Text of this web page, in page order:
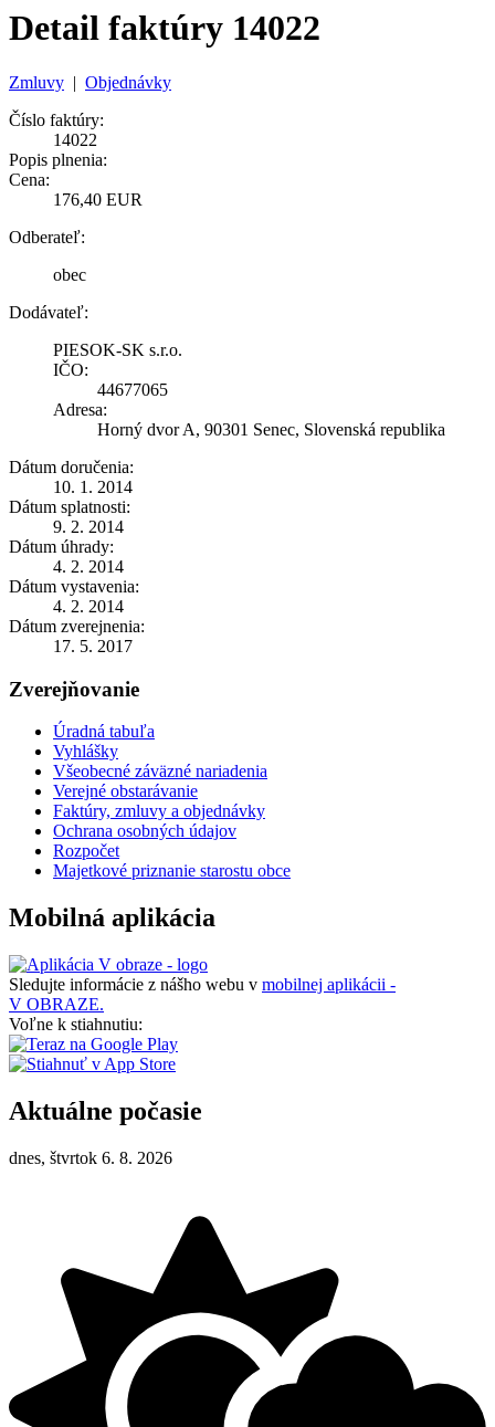
Detail faktúry 14022
Zmluvy | Objednávky
Číslo faktúry:
14022
Popis plnenia:
Cena:
176,40 EUR
Odberateľ:
obec
Dodávateľ:
PIESOK-SK s.r.o.
IČO:
44677065
Adresa:
Horný dvor A, 90301 Senec, Slovenská republika
Dátum doručenia:
10. 1. 2014
Dátum splatnosti:
9. 2. 2014
Dátum úhrady:
4. 2. 2014
Dátum vystavenia:
4. 2. 2014
Dátum zverejnenia:
17. 5. 2017
Zverejňovanie
Úradná tabuľa
Vyhlášky
Všeobecné záväzné nariadenia
Verejné obstarávanie
Faktúry, zmluvy a objednávky
Ochrana osobných údajov
Rozpočet
Majetkové priznanie starostu obce
Mobilná aplikácia
Sledujte informácie z nášho webu v mobilnej aplikácii -
V OBRAZE.
Voľne k stiahnutiu:
Aktuálne počasie
dnes, štvrtok 6. 8. 2026